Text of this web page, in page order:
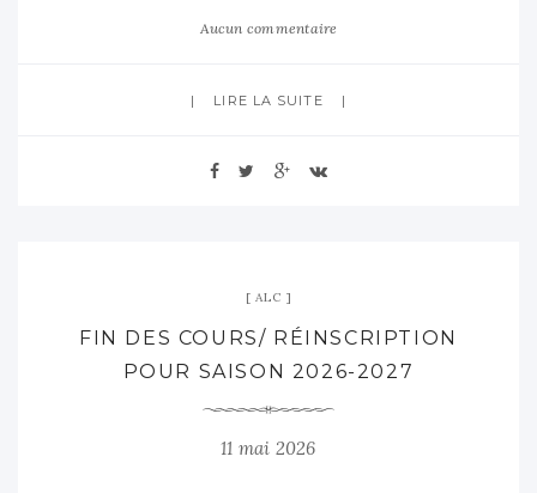
Aucun commentaire
LIRE LA SUITE
ALC
FIN DES COURS/ RÉINSCRIPTION
POUR SAISON 2026-2027
11 mai 2026